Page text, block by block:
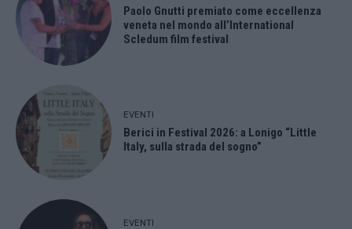
Paolo Gnutti premiato come eccellenza
veneta nel mondo all’International
Scledum film festival
EVENTI
Berici in Festival 2026: a Lonigo “Little
Italy, sulla strada del sogno”
EVENTI